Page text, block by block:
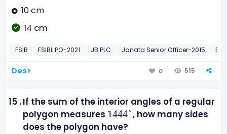
10 cm
14 cm
FSIB FSIBL PO-2021 JB PLC Janata Senior Officer-2015
Des 0 515
15 .If the sum of the interior angles of a regular
polygon measures 1444°
1444°, how many sides
does the polygon have?